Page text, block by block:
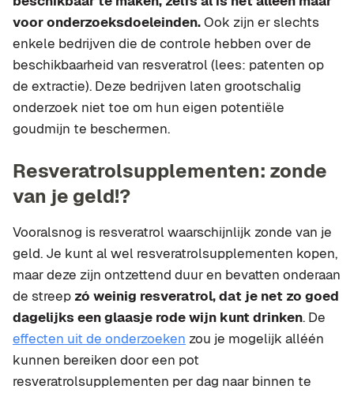
voor onderzoeksdoeleinden.Ook zijn er slechts
enkele bedrijven die de controle hebben over de
beschikbaarheid van resveratrol (lees: patenten op
de extractie). Deze bedrijven laten grootschalig
onderzoek niet toe om hun eigen potentiële
goudmijn te beschermen.
Resveratrolsupplementen: zonde
van je geld!?
Vooralsnog is resveratrol waarschijnlijk zonde van je
geld. Je kunt al wel resveratrolsupplementen kopen,
maar deze zijn ontzettend duur en bevatten onderaan
de streep zó weinig resveratrol, dat je net zo goed
dagelijks een glaasje rode wijn kunt drinken. De
effecten uit de onderzoeken zou je mogelijk alléén
kunnen bereiken door een pot
resveratrolsupplementen per dag naar binnen te